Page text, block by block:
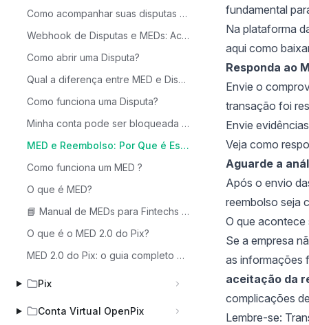
Como acompanhar suas disputas e MEDs na plataforma?
Webhook de Disputas e MEDs: Acompanhe de forma automática
Como abrir uma Disputa?
Qual a diferença entre MED e Disputa?
Como funciona uma Disputa?
Minha conta pode ser bloqueada em caso de MED ou Disputa?
MED e Reembolso: Por Que é Essencial Responder o MED Mesmo Após o Reembolso?
Como funciona um MED ?
O que é MED?
📘 Manual de MEDs para Fintechs e Gateways
O que é o MED 2.0 do Pix?
MED 2.0 do Pix: o guia completo para entender bloqueios e devoluções
Pix
Conta Virtual OpenPix
fundamental
Na plataforma
aqui como
Responda ao
Envie o
transação foi
Envie
Veja como
Aguarde a
Após o envio
reembolso seja
O que acontece
Se a empresa
as informações
aceitação da
complicações
Lembre-se: